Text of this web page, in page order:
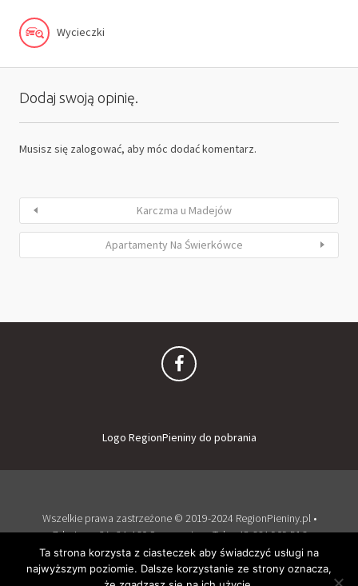
Wycieczki
Dodaj swoją opinię.
Musisz się zalogować, aby móc dodać komentarz.
Karczma u Madejów
Apartamenty Na Świerkówce
Logo RegionPieniny do pobrania
Wszelkie prawa zastrzeżone © 2019-2024 RegionPieniny.pl •
Zdrojowa 2A, 34-460 Szczawnica • Tel: + 48 664 909 516
Zaloguj
Dodaj obiekt
Wspierany przez WordPress iListablebyPixelGrade.
Ta strona korzysta z ciasteczek aby świadczyć usługi na
najwyższym poziomie. Dalsze korzystanie ze strony oznacza,